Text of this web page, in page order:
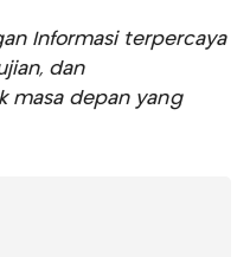
Informasi terpercaya
dan
masa depan yang